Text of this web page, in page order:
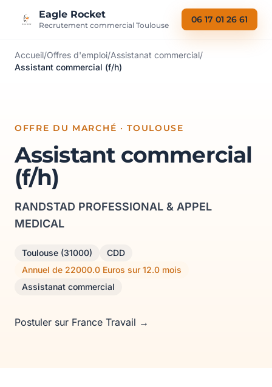
Eagle Rocket
Recrutement commercial Toulouse
06 17 01 26 61
Accueil/Offres d'emploi/Assistanat commercial/
Assistant commercial (f/h)
OFFRE DU MARCHÉ · TOULOUSE
Assistant commercial
(f/h)
RANDSTAD PROFESSIONAL & APPEL
MEDICAL
Toulouse (31000)
CDD
Annuel de 22000.0 Euros sur 12.0 mois
Assistanat commercial
Postuler sur France Travail →